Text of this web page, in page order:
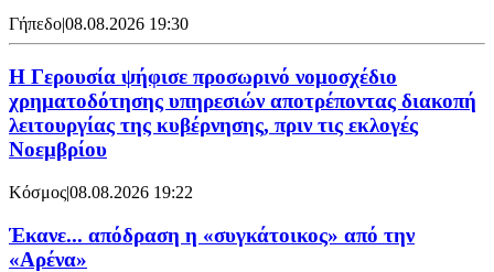
Γήπεδο|08.08.2026 19:30
Η Γερουσία ψήφισε προσωρινό νομοσχέδιο
χρηματοδότησης υπηρεσιών αποτρέποντας διακοπή
λειτουργίας της κυβέρνησης, πριν τις εκλογές
Νοεμβρίου
Κόσμος|08.08.2026 19:22
Έκανε... απόδραση η «συγκάτοικος» από την
«Αρένα»